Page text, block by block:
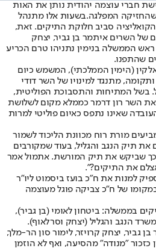
חברי עוצמה יהודית נותן את האות
המפלגה.בשעות אלו מתנהל
סביב חלוקת התיקים. זאת,
של השרים איתמר בן גביר, יצחק
ראש הממשלה בנימין נתניהו טרם הכריע
שהתפנו.
(הימין הממלכתי), המשמש כיום
מתנגד למינויו של השר דודי
בשל המתיחות והתסבוכת הפוליטית,
את השר רון דרמר כממלא מקום לשלושת
שאינו נתפס כאיום פוליטי למרות
מורת רוח מכוונת הליכוד לשמור
תיק הנגב והגליל, בעוד שמקורבים
כך שביקש את תיק המורשת. אתמול אמר
את התיקים?".
למנות את ח"כ בועז ביסמוט ליו"ר
של ח"כ צביקה פוגל מעוצמה
בממשלה: ביטחון לאומי (בן גביר),
הנגב והגליל (יצחק וסרלאוף).
גביר, יצחק קרויזר, לימור סון הר-מלך,
כזכור "מנודה" מהסיעה, ואף לא הוזמן